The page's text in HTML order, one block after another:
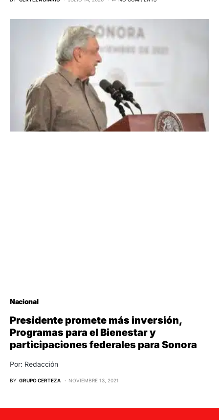
Nacional
Presidente promete más inversión,
Programas para el Bienestar y
participaciones federales para Sonora
Por: Redacción
BY GRUPO CERTEZA NOVIEMBRE 13, 2021